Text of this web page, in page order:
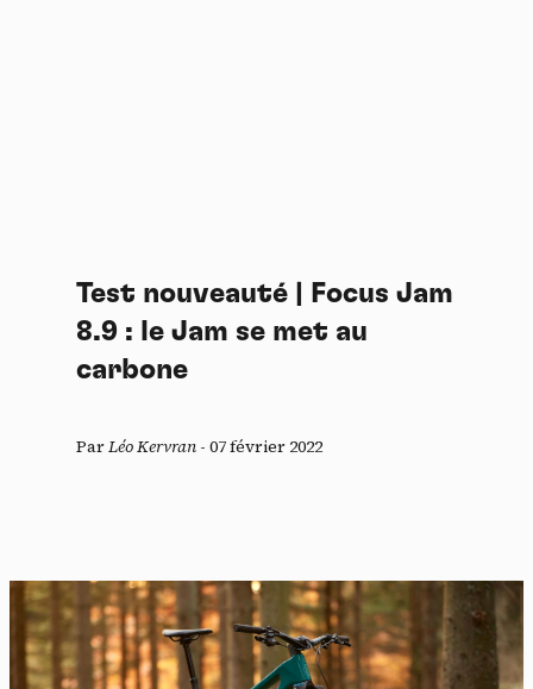
Test nouveauté | Focus Jam
8.9 : le Jam se met au
carbone
ParLéo Kervran - 07 février 2022